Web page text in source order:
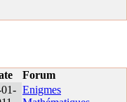
Forum
Enigmes